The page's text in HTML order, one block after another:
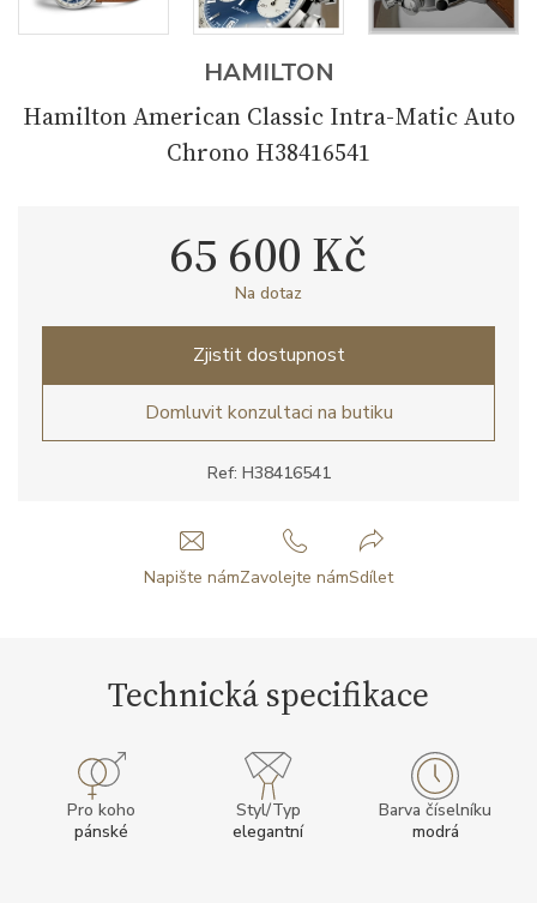
HAMILTON
Hamilton American Classic Intra-Matic Auto
Chrono H38416541
Ref: H38416541
65 600 Kč
Na dotaz
Zjistit dostupnost
Domluvit konzultaci na butiku
Napište námZavolejte námSdílet
Technická specifikace
Pro koho
pánské
Styl/Typ
elegantní
Barva číselníku
modrá